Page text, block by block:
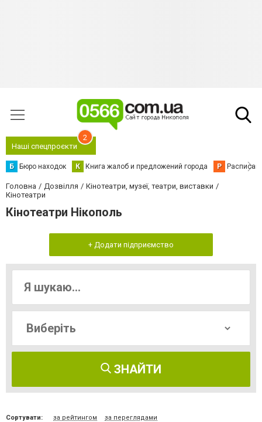
Наші спецпроєкти
2
Б Бюро находок К Книга жалоб и предложений города Р
Головна Дозвілля
Кінотеатри, музеї, театри, виставки
Кінотеатри
Кінотеатри Нікополь
+ Додати підприємство
ЗНАЙТИ
Сортувати: за рейтингом за переглядами